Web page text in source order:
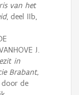
van het
, deel IIb,
J.
in
Brabant,
de